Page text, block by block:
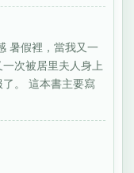
暑假裡，當我又一
次被居里夫人身上
。 這本書主要寫